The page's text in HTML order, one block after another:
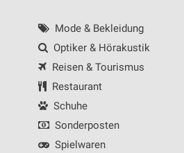
Mode & Bekleidung
Optiker & Hörakustik
Reisen & Tourismus
Restaurant
Schuhe
Sonderposten
Spielwaren